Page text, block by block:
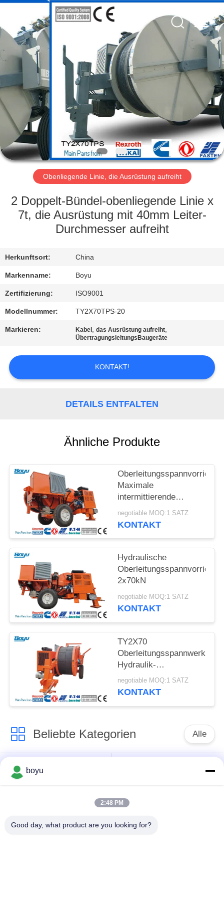
HAUS
PRODUKTE
ÜBER
UNS
FABRIK-
AUSFLUG
QUALITÄTSKONTROLLE
SIE
MIT
UNS
IN
VERBINDUNG
NACHRICHTEN
PRIVACY
POLICY
Co.,LTD.
Rights
Obenliegende Linie, die Ausrüstung aufreiht
2 Doppelt-Bündel-obenliegende Linie x
7t, die Ausrüstung mit 40mm Leiter-
Durchmesser aufreiht
Herkunftsort: China
Markenname: Boyu
Zertifizierung: ISO9001
Modellnummer: TY2X70TPS-20
Markieren: Kabel ,das Ausrüstung aufreiht,
ÜbertragungsleitungsBaugeräte
KONTAKT!
DETAILS ENTFALTEN
Ähnliche Produkte
Maximale
intermittierende
Zugkraft 2x70kN
Hydraulische
negotiable MOQ:1 SATZ
KONTAKT
Hydraulische
2x70kN
negotiable MOQ:1 SATZ
KONTAKT
TY2X70
Oberleitungsspannwerkzeug
Hydraulik-
Spannaggregat
negotiable MOQ:1 SATZ
KONTAKT
Beliebte Kategorien Alle
Übertragungsleitung,
die Ausrüstung
Spannung, die
Gegendrehdrahtseil
boyu
2:48 PM
Good day, what product are you looking for?